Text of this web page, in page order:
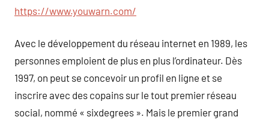
https://www.youwarn.com/
Avec le développement du réseau internet en 1989, les
personnes emploient de plus en plus l’ordinateur. Dès
1997, on peut se concevoir un profil en ligne et se
inscrire avec des copains sur le tout premier réseau
social, nommé « sixdegrees ». Mais le premier grand